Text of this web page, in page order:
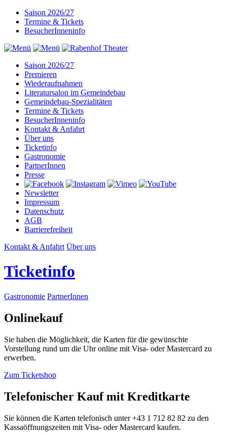
Saison 2026/27
Termine & Tickets
BesucherInneninfo
Saison 2026/27
Premieren
Wiederaufnahmen
Literatursalon im Gemeindebau
Gemeindebau-Spezialitäten
Termine & Tickets
BesucherInneninfo
Kontakt & Anfahrt
Über uns
Ticketinfo
Gastronomie
PartnerInnen
Presse
Newsletter
Impressum
Datenschutz
AGB
Barrierefreiheit
Kontakt & Anfahrt Über uns
Ticketinfo
Gastronomie PartnerInnen
Onlinekauf
Sie haben die Möglichkeit, die Karten für die gewünschte
Vorstellung rund um die Uhr online mit Visa- oder Mastercard zu
erwerben.
Zum Ticketshop
Telefonischer Kauf mit Kreditkarte
Sie können die Karten telefonisch unter +43 1 712 82 82 zu den
Kassaöffnungszeiten mit Visa- oder Mastercard kaufen.